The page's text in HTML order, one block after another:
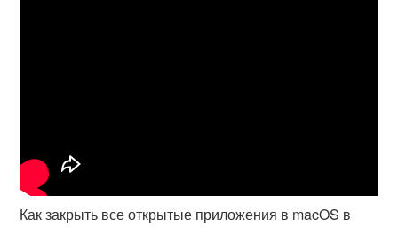
Как закрыть все открытые приложения в macOS в